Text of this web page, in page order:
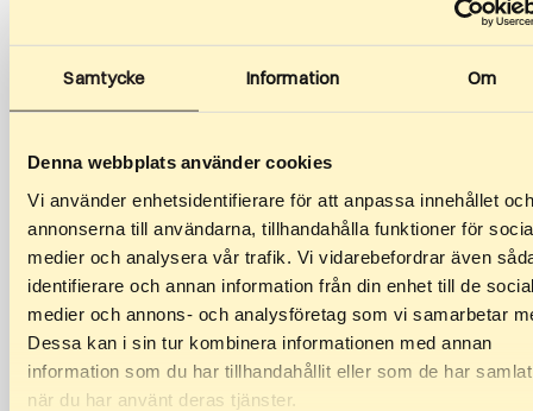
Samtycke Information Om
Denna webbplats använder cookies
Vi använder enhetsidentifierare för att anpassa innehållet och
annonserna till användarna, tillhandahålla funktioner för
medier och analysera vår trafik. Vi vidarebefordrar även
identifierare och annan information från din enhet till de
medier och annons- och analysföretag som vi samarbetar
Dessa kan i sin tur kombinera informationen med annan
information som du har tillhandahållit eller som de har
när du har använt deras tjänster.
229kr–259 kr
Asis (50 mm)
399kr–649 kr
Ritenis 24 mm